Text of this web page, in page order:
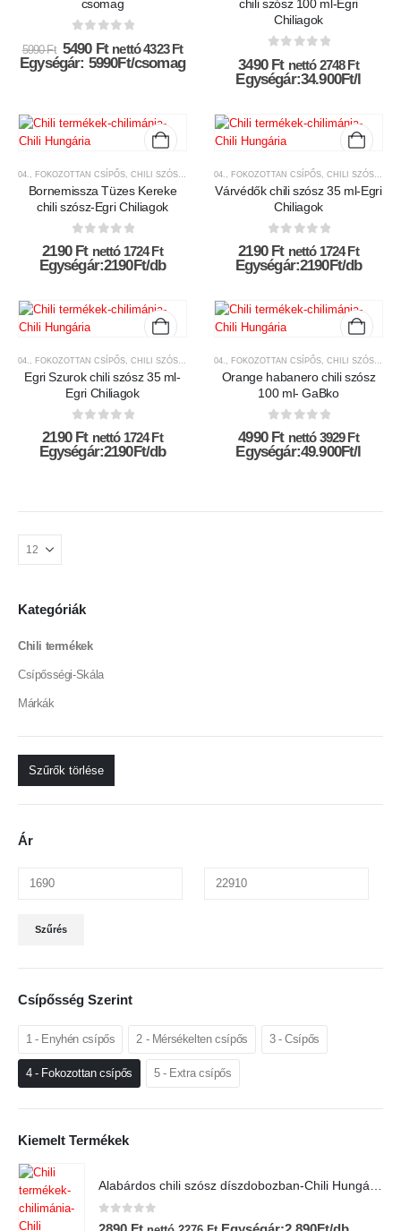
csomag
0az 5-ből
5990Ft Original
price
was:
5490 FtCurrent
price
nettó4323Ft
Egységár: 5990Ft/csomag
chili szósz 100 ml-Egri
Chiliagok
0az 5-ből
3490 Ft nettó2748Ft
Egységár:34.900Ft/l
04., FOKOZOTTAN CSÍPŐS CHILI SZÓSZOK ÉS KRÉMEK ,CHILI TERMÉKEK ,CSÍPŐSSÉGI-
Bornemissza Tüzes Kereke
chili szósz-Egri Chiliagok
0az 5-ből
2190 Ft nettó 1724 Ft
Egységár:2190Ft/db
04., FOKOZOTTAN CSÍPŐS CHILI SZÓSZOK ÉS KRÉMEK
Várvédők chili szósz 35 ml-Egri
Chiliagok
0az 5-ből
2190 Ft nettó 1724 Ft
Egységár:2190Ft/db
04., FOKOZOTTAN CSÍPŐS CHILI SZÓSZOK ÉS KRÉMEK ,CHILI TERMÉKEK ,CSÍPŐSSÉGI-
Egri Szurok chili szósz 35 ml-
Egri Chiliagok
0az 5-ből
2190 Ft nettó 1724 Ft
Egységár:2190Ft/db
04., FOKOZOTTAN CSÍPŐS CHILI SZÓSZOK ÉS KRÉMEK
Orange habanero chili szósz
100 ml- GaBko
0az 5-ből
4990 Ft nettó3929 Ft
Egységár:49.900Ft/l
Kategóriák
Chili termékek
Csípősségi-Skála
Márkák
Szűrők törlése
Ár
Szűrés
Csípősség Szerint
1 - Enyhén csípős 2 - Mérsékelten csípős 3 - Csípős
4 - Fokozottan csípős 5 - Extra csípős
Kiemelt Termékek
Alabárdos chili szósz díszdobozban-Chili Hungária
0az 5-ből